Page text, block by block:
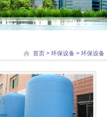
首页 > 环保设备 > 环保设备